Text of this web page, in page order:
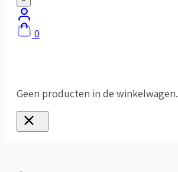
0
Geen producten in de winkelwagen.